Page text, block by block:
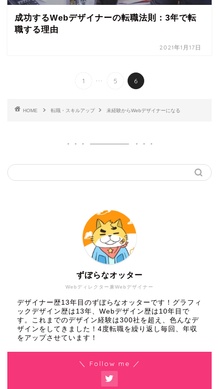
成功するWebデザイナーの転職法則：3年で転
職する理由
2021年1月17日
1 ... 5 6
HOME 転職・スキルアップ 未経験からWebデザイナーになる
Webディレクター兼Webデザイナー
ずぼらなオッター
デザイナー歴13年目のずぼらなオッターです！グラフィ
ックデザイン歴は13年、Webデザイン歴は10年目で
す。これまでのデザイン経験は300社を超え、色んなデ
ザインをしてきました！4度転職を繰り返し毎回、年収
をアップさせています！
＼ Follow me ／